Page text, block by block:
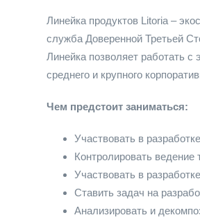
Линейка продуктов Litoria –
служба Доверенной Третьей
Линейка позволяет работать
среднего и крупного
Чем предстоит заниматься:
Участвовать в
Контролировать ведение
Участвовать в
Ставить задач на
Анализировать и